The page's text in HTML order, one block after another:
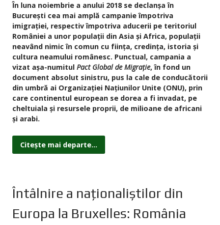
În luna noiembrie a anului 2018 se declanșa în
București cea mai amplă campanie împotriva
imigrației, respectiv împotriva aducerii pe teritoriul
României a unor populații din Asia și Africa, populații
neavând nimic în comun cu ființa, credința, istoria și
cultura neamului românesc. Punctual, campania a
vizat așa-numitul Pact Global de Migrație, în fond un
document absolut sinistru, pus la cale de conducătorii
din umbră ai Organizației Națiunilor Unite (ONU), prin
care continentul european se dorea a fi invadat, pe
cheltuiala și resursele proprii, de milioane de africani
și arabi.
Citește mai departe...
Întâlnire a naționaliștilor din
Europa la Bruxelles: România